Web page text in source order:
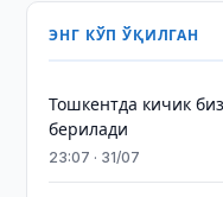
ЭНГ КЎП ЎҚИЛГАН
Тошкентда кичик
берилади
23:07 · 31/07